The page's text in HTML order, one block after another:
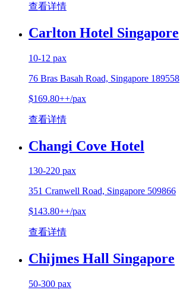
查看详情
Carlton Hotel Singapore
10-12 pax
76 Bras Basah Road, Singapore 189558
$169.80++/pax
查看详情
Changi Cove Hotel
130-220 pax
351 Cranwell Road, Singapore 509866
$143.80++/pax
查看详情
Chijmes Hall Singapore
50-300 pax